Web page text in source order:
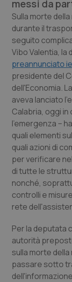
Calabria
Campania
Emilia-
Friuli
Lazio
Liguria
Lombardia
Marche
Molise
Piemonte
Provincia
Asma &
Car-T
Dermatite
Diabete &
Disturbi
Dolore
Donna &
Epatiti
HIV
Infezioni &
messi da
Sulla morte
durante il
seguito
Vibo Valentia, la
preannunciato
presidente del
dell'Economia.
aveva lanciato
Calabria, oggi
l'emergenza –
quali elementi
quali azioni di
per verificare
di tutte le
nonché,
controlli e
rete
Per la deputata
autorità
sulla morte
passare sotto